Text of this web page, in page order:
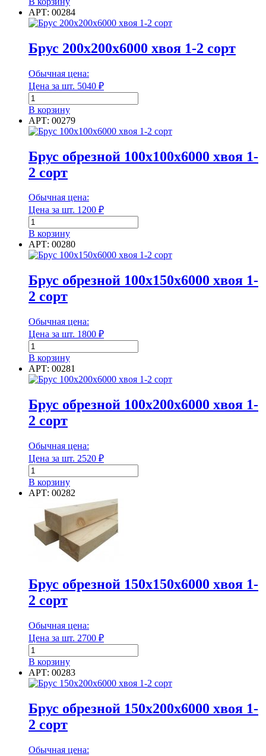
Группа горючести
Класс эмиссии
Класс эмиссии
Количество в 1 м³
Количество в 1 м³
Количество в тонне
Количество в тонне
Количество в упаковке
Количество в упаковке
Макс. рабочая температура
Макс. рабочая температура
Марка
Марка плотности
Марка по морозостойкости (F)
Марка по морозостойкости (F)
Марка стали
Марка стали
Мин. рабочая температура
Брус
150х200х6000
хвоя
1-
2
АРТ: 00284
Брус 200х200х6000 хвоя 1-2 сорт
Обычная цена:
Цена за шт. 5040 ₽
Количество
товара
Брус
200х200х6000
хвоя
1-
2
сорт
В корзину
АРТ: 00279
Брус обрезной 100х100х6000 хвоя 1-
2 сорт
Обычная цена:
Цена за шт. 1200 ₽
Количество
товара
Брус
обрезной
100х100х6000
хвоя 1-
2
сорт
В корзину
АРТ: 00280
Брус обрезной 100х150х6000 хвоя 1-
2 сорт
Обычная цена:
Цена за шт. 1800 ₽
Количество
товара
Брус
обрезной
100х150х6000
хвоя
1-
2
сорт
В корзину
АРТ: 00281
Брус обрезной 100х200х6000 хвоя 1-
2 сорт
Обычная цена:
Цена за шт. 2520 ₽
Количество
товара
Брус
100х200х6000
хвоя
1-
В корзину
АРТ: 00282
Брус обрезной 150х150х6000 хвоя 1-
2 сорт
Обычная цена:
Цена за шт. 2700 ₽
Количество
товара
Брус
обрезной
150х150х6000
хвоя
1-
2
сорт
В корзину
АРТ: 00283
Брус обрезной 150х200х6000 хвоя 1-
2 сорт
Обычная цена: